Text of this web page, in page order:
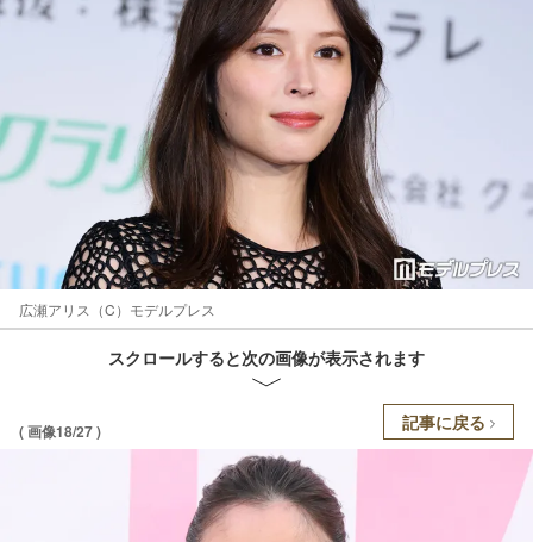
広瀬アリス（C）モデルプレス
スクロールすると次の画像が表示されます
( 画像18/27 ) 記事に戻る